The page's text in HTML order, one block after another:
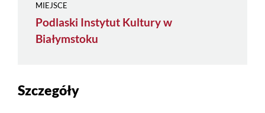
MIEJSCE
Podlaski Instytut Kultury w
Białymstoku
Szczegóły